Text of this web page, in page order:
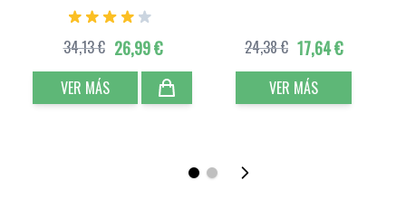
26,99 €
34,13 €
VER MÁS
17,64 €
24,38 €
VER MÁS